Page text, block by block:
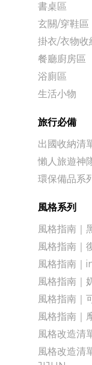
書桌區
玄關/穿鞋區
掛衣/衣物收
餐廳廚房區
浴廁區
生活小物
旅行必備
出國收納清
懶人旅遊神
環保備品系
風格系列
風格指南｜
風格指南｜
風格指南｜
風格指南｜
風格指南｜
風格指南｜
風格改造清
風格改造清